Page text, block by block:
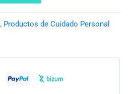
, Productos de Cuidado Personal